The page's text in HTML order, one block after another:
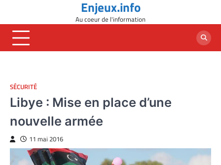
content
Enjeux.info
Au coeur de l'information
SÉCURITÉ
Libye : Mise en place d’une
nouvelle armée
11 mai 2016